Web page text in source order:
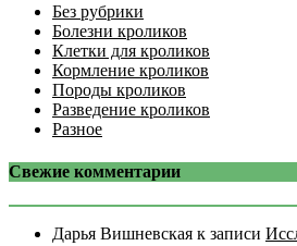
Без рубрики
Болезни кроликов
Клетки для кроликов
Кормление кроликов
Породы кроликов
Разведение кроликов
Разное
Свежие комментарии
Дарья Вишневская к записи